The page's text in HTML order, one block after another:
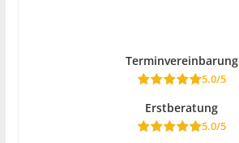
Terminvereinbarung
5.0/5
Erstberatung
5.0/5